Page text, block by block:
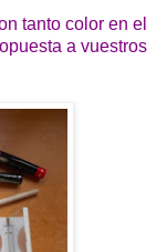
tanto color en el
a vuestros